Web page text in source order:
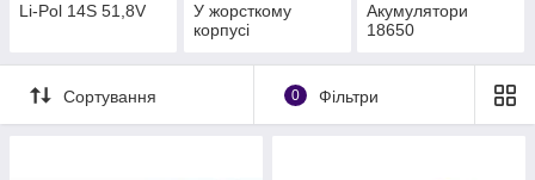
Li-Pol 14S 51,8V
У жорсткому
корпусі
Акумулятори
18650
Сортування 0 Фільтри